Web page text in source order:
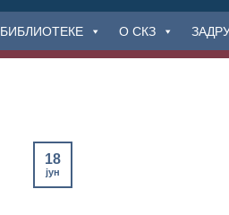
БИБЛИОТЕКЕ О СКЗ
18
јун